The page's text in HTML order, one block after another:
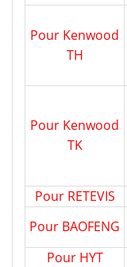
Pour Kenwood
TH
Pour Kenwood
TK
Pour RETEVIS
Pour BAOFENG
Pour HYT